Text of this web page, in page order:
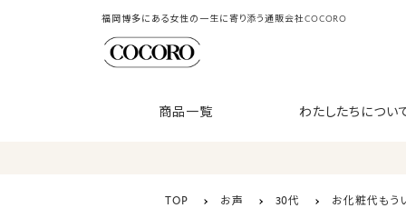
福岡博多にある女性の一生に寄り添う通販会社COCORO
商品一覧 わたしたちについ
TOP お声 30代 お化粧代もう